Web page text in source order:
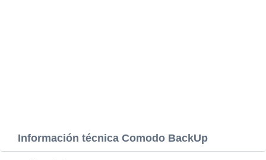
Información técnica Comodo BackUp